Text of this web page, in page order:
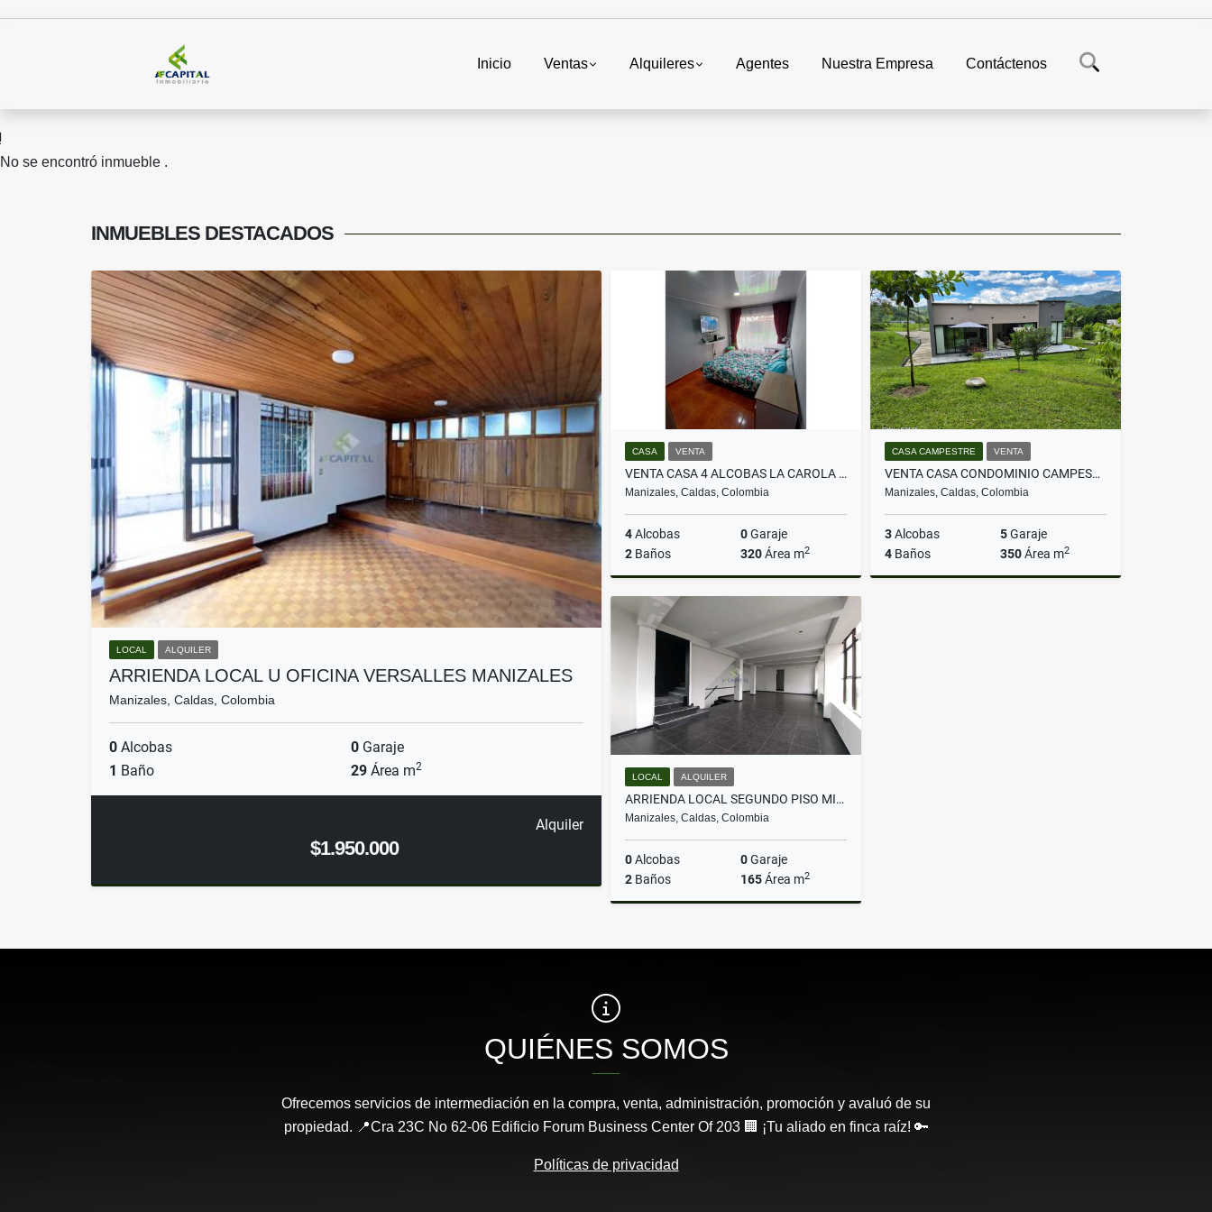
Inicio Ventas Alquileres Agentes Nuestra Empresa Contáctenos
No se encontró inmueble .
INMUEBLES DESTACADOS
LOCAL ALQUILER
ARRIENDA LOCAL U OFICINA VERSALLES MANIZALES
Manizales, Caldas, Colombia
0 Alcobas 0 Garaje
1 Baño 29 Área m2
Alquiler
$1.950.000
CASA VENTA
VENTA CASA 4 ALCOBAS LA CAROLA MANIZALES
Manizales, Caldas, Colombia
4Alcobas 0Garaje
2 Baños 320Área m2
Venta
CASA CAMPESTRE VENTA
VENTA CASA CONDOMINIO CAMPESTRE EL ROSARIO SAN PEREGRINO MANIZALES
Manizales, Caldas, Colombia
3Alcobas 5Garaje
4 Baños 350Área m2
LOCAL ALQUILER
ARRIENDA LOCAL SEGUNDO PISO MILÁN MANIZALES
Manizales, Caldas, Colombia
0Alcobas 0Garaje
2 Baños 165Área m2
$7.000.000
QUIÉNES SOMOS
Ofrecemos servicios de intermediación en la compra, venta, administración, promoción y avaluó de su
propiedad. 📍Cra 23C No 62-06 Edificio Forum Business Center Of 203 🏢 ¡Tu aliado en finca raíz! 🔑
Políticas de privacidad